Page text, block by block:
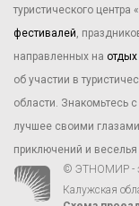
туристического
фестивалей,
направленных на
об участии в
области. Знакомьтесь
лучшее своими
приключений и
© ЭТНОМИР -
Калужская